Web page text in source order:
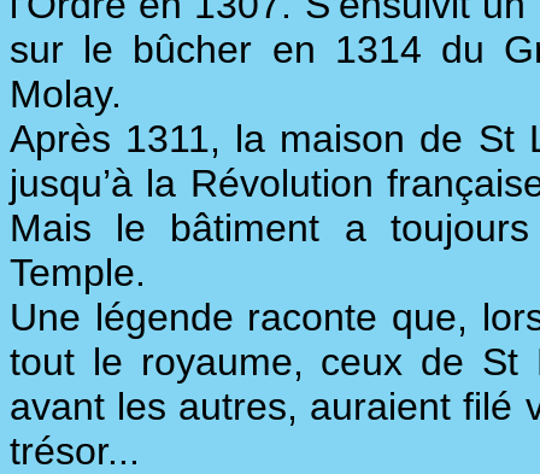
sur le bûcher en 1314 du
Molay.
Après 1311, la maison de St
jusqu’à la Révolution
Mais le bâtiment a
Temple.
Une légende raconte que,
tout le royaume, ceux de St
avant les autres, auraient filé
trésor...